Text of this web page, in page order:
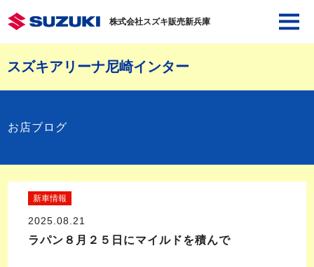
株式会社スズキ販売新兵庫
スズキアリーナ尼崎インター
お店ブログ
新車情報
2025.08.21
ラパン８月２５日にマイルドを積んで